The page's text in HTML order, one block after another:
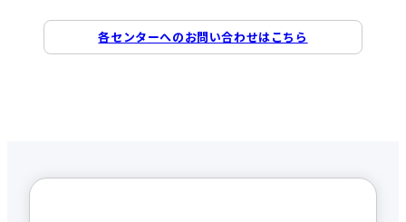
各センターへのお問い合わせはこちら